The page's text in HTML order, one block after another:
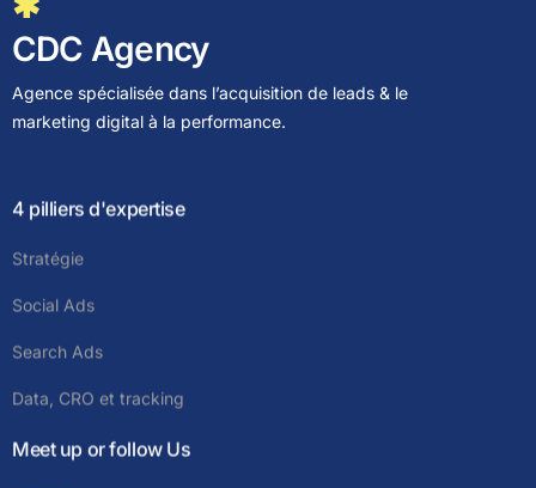
CDC Agency
Agence spécialisée dans l’acquisition de leads & le
marketing digital à la performance.
4 pilliers d'expertise
Stratégie
Social Ads
Search Ads
Data, CRO et tracking
Meet up or follow Us